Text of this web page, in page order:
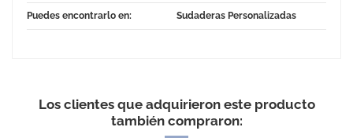
Puedes encontrarlo en: Sudaderas Personalizadas
Los clientes que adquirieron este producto
también compraron: